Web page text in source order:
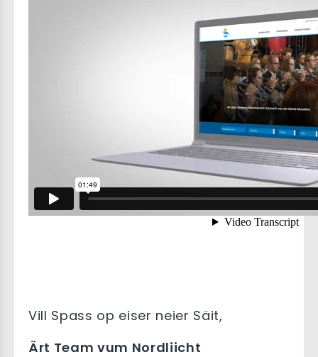
Vill Spass op eiser neier Säit,
Ärt Team vum Nordliicht